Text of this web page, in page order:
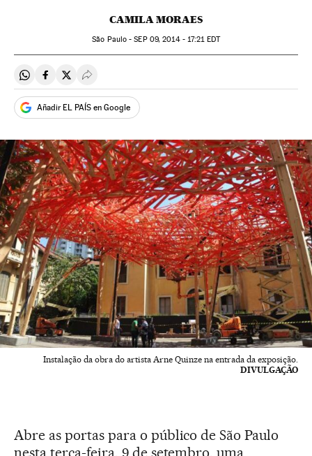
CAMILA MORAES
São Paulo -SEP09, 2014 - 17:21EDT
Compartir en Whatsapp
Compartir en Facebook
Compartir en Twitter
Desplegar Redes Sociales
Añadir EL PAÍS en Google
Instalação da obra do artista Arne Quinze na entrada da exposição.
DIVULGAÇÃO
Abre as portas para o público de São Paulo
nesta terça-feira, 9 de setembro, uma